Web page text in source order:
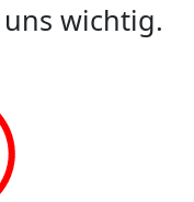
wichtig.